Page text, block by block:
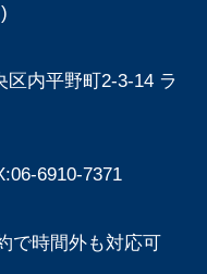
区内平野町2-3-14 ラ
6910-7371
で時間外も対応可